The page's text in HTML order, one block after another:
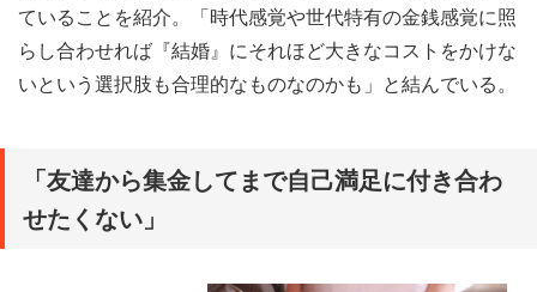
ていることを紹介。「時代感覚や世代特有の金銭感覚に照
らし合わせれば『結婚』にそれほど大きなコストをかけな
いという選択肢も合理的なものなのかも」と結んでいる。
「友達から集金してまで自己満足に付き合わ
せたくない」